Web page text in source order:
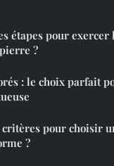
étapes pour exercer
?
: le choix parfait
pour choisir
?